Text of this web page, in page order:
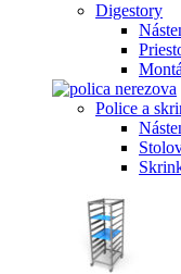
Digestory
Police a